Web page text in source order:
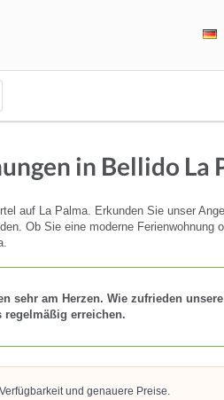
in Bellido La
auf La Palma. Erkunden Sie unser
Ob Sie eine moderne
sehr am Herzen. Wie zufrieden
erreichen.
und genauere Preise.